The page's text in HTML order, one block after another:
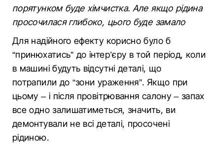
порятунком буде хімчистка. Але якщо рідина
просочилася глибоко, цього буде замало
Для надійного ефекту корисно було б
“принюхатись” до інтер’єру в той період, коли
в машині будуть відсутні деталі, що
потрапили до “зони ураження”. Якщо при
цьому – і після провітрювання салону – запах
все одно залишатиметься, значить, ви
демонтували не всі деталі, просочені
рідиною.